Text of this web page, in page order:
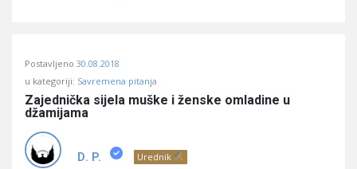
Postavljeno 30.08.2018
u kategoriji: Savremena pitanja
Zajednička sijela muške i ženske omladine u
džamijama
D. P. Urednik